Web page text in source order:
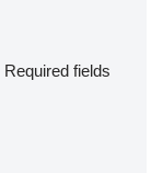
Required fields